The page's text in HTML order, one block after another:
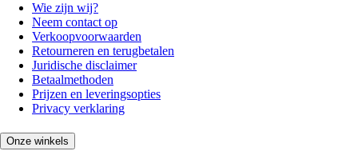
Wie zijn wij?
Neem contact op
Verkoopvoorwaarden
Retourneren en terugbetalen
Juridische disclaimer
Betaalmethoden
Prijzen en leveringsopties
Privacy verklaring
Onze winkels